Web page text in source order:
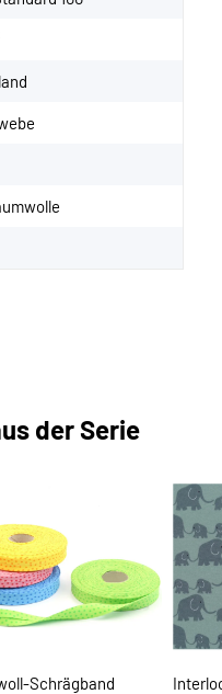
der Serie
Schrägband